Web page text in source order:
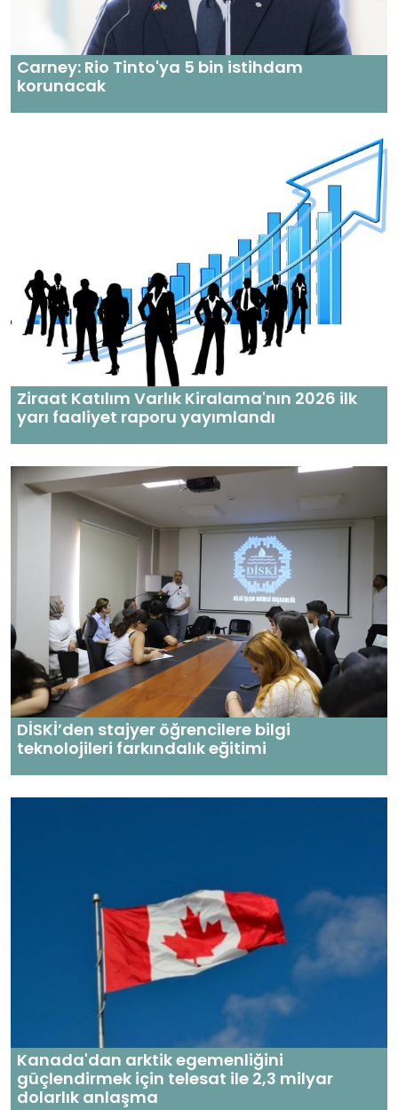
Carney: Rio Tinto'ya 5 bin istihdam
korunacak
Ziraat Katılım Varlık Kiralama'nın 2026 ilk
yarı faaliyet raporu yayımlandı
DİSKİ’den stajyer öğrencilere bilgi
teknolojileri farkındalık eğitimi
Kanada'dan arktik egemenliğini
güçlendirmek için telesat ile 2,3 milyar
dolarlık anlaşma